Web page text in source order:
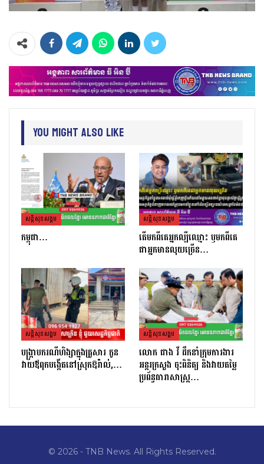
You Might Also Like
សន្តិសុខសង្គម
កម្ពុជា…
សន្តិសុខសង្គម
តេីមកពីគេអ្នកល្បីឈ្មោះ​ ឫមកពីគេ
ជាអ្នកមានលុយច្រេីន​…
សន្តិសុខសង្គម
បង្ក្រាបករណីហិង្សាក្នុងគ្រួសារ កូន
វាយឪពុកបង្កើតនៅស្រុកឱរ៉ាល់,…
សន្តិសុខសង្គម
លោក ផាង វី ដឹកនាំក្រុមការងារ
អន្តរក្រសួង ចុះពិនិត្យ និងវាយតម្លៃ
ប្រព័ន្ធធារាសាស្ត្រ…
© 2026 - TNB News. All Rights Reserved.